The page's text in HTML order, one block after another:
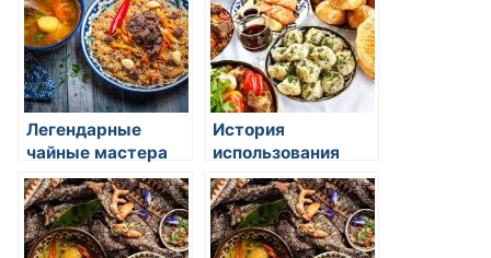
Легендарные
чайные мастера
Востока
История
использования
специй в
восточной кухне